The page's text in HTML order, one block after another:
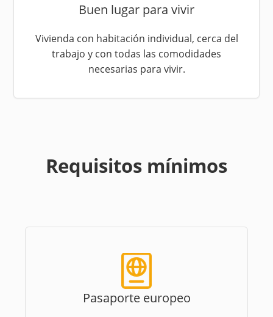
Buen lugar para vivir
Vivienda con habitación individual, cerca del
trabajo y con todas las comodidades
necesarias para vivir.
Requisitos mínimos
Pasaporte europeo